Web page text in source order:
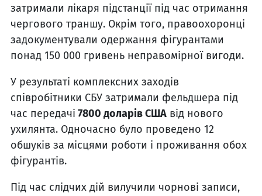
затримали лікаря підстанції під час отримання
чергового траншу. Окрім того, правоохоронці
задокументували одержання фігурантами
понад 150 000 гривень неправомірної вигоди.
У результаті комплексних заходів
співробітники СБУ затримали фельдшера під
час передачі 7800 доларів США від нового
ухилянта. Одночасно було проведено 12
обшуків за місцями роботи і проживання обох
фігурантів.
Під час слідчих дій вилучили чорнові записи,